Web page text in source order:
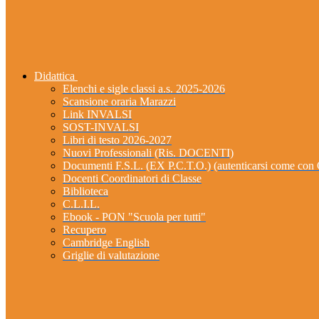
Didattica
Elenchi e sigle classi a.s. 2025-2026
Scansione oraria Marazzi
Link INVALSI
SOST-INVALSI
Libri di testo 2026-2027
Nuovi Professionali (Ris. DOCENTI)
Documenti F.S.L. (EX P.C.T.O.) (autenticarsi come
Docenti Coordinatori di Classe
Biblioteca
C.L.I.L.
Ebook - PON "Scuola per tutti"
Recupero
Cambridge English
Griglie di valutazione